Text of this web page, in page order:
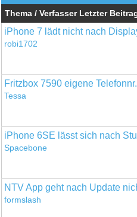
Thema / Verfasser Letzter
iPhone 7 lädt nicht nach
robi1702
Fritzbox 7590 eigene
Tessa
iPhone 6SE lässt sich nach
Spacebone
NTV App geht nach Update
formslash